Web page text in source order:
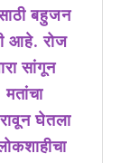
बहुजन
आहे. रोज
सांगून
घेतला